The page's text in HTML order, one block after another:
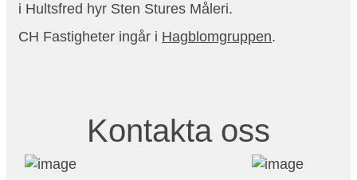
i Hultsfred hyr Sten Stures Måleri.
CH Fastigheter ingår i Hagblomgruppen.
Kontakta oss